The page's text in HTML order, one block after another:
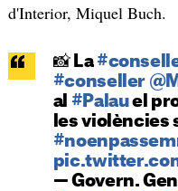
d'Interior, Miquel Buch.
📸 La
#conseller
al #Palauel
les violències
— Govern.